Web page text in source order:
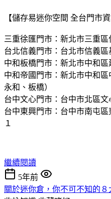
【儲存易迷你空間 全台門市資
三重徐匯門市：新北市三重區
台北信義門市：台北市信義
中和板橋門市：新北市中和
中和帝國門市：新北市中和
永和、板橋）
台中文心門市：台中市北區文
台中東興門市：台中市南屯
１
繼續閱讀
5年前
關於迷你倉，你不可不知的８